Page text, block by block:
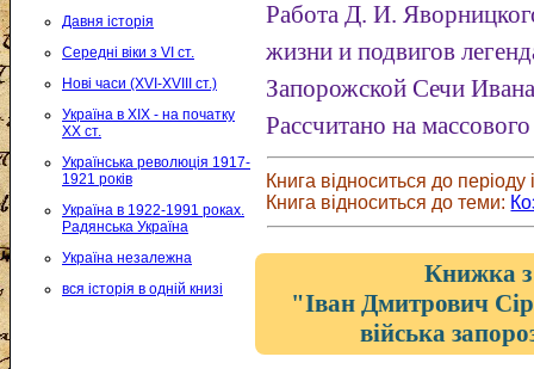
Давня історія
Середні віки з VI ст.
Нові часи (XVI-XVIII ст.)
Україна в XIX - на початку
XX ст.
Українська революція 1917-
1921 років
Україна в 1922-1991 роках.
Радянська Україна
Україна незалежна
вся історія в одній книзі
Работа Д. И.
жизни и подвигов
Запорожской Сечи
Рассчитано на
Книга відноситься до періоду
Книга відноситься до теми:
Книжка
"Іван Дмитрович
війська